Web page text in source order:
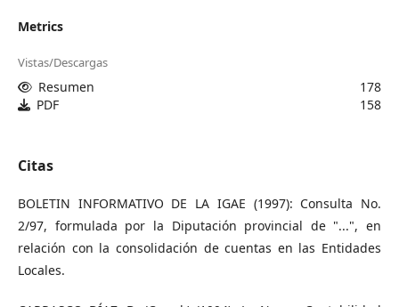
Metrics
Vistas/Descargas
Resumen
178
PDF
158
Citas
BOLETIN INFORMATIVO DE LA IGAE (1997): Consulta No.
2/97, formulada por la Diputación provincial de "...", en
relación con la consolidación de cuentas en las Entidades
Locales.